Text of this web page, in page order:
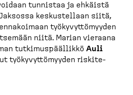
tunnistaa ja ehkäistä
keskus­tellaan siitä,
työkyvyt­tö­myyden
niitä. Marian vieraana
tutkimus­päällikkö Auli
työkyvyt­tö­myyden riskite­